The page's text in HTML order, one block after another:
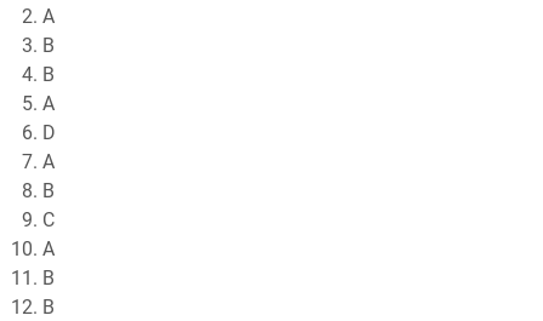
A
B
B
A
D
A
B
C
A
B
B